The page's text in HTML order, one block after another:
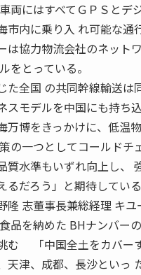
両にはすべてＧＰＳとデ
市内に乗り入 れ可能な通
は協力物流会社のネット
をとっている。
た全国 の共同幹線輸送は
スモデルを中国にも持ち込
博をきっかけに、低温
の一つとしてコールドチ
質水準もいずれ向上し、
だろう」と期待している
隆 志董事長兼総経理 キ
品を納めた BHナンバ
む 「中国全土をカバー
天津、成都、長沙といっ